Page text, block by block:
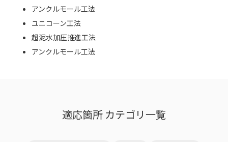
アンクルモール工法
ユニコーン工法
超泥水加圧推進工法
アンクルモール工法
適応箇所 カテゴリ一覧